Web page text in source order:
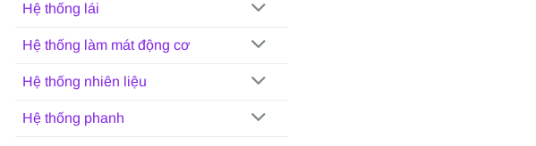
Hệ thống lái
Hệ thống làm mát động cơ
Hệ thống nhiên liệu
Hệ thống phanh